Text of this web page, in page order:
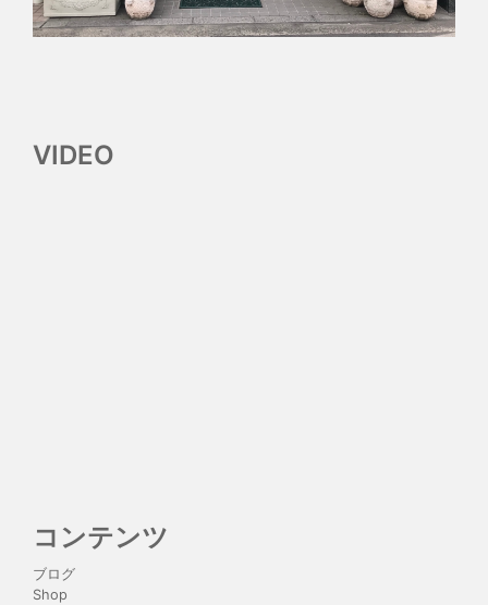
VIDEO
コンテンツ
ブログ
Shop